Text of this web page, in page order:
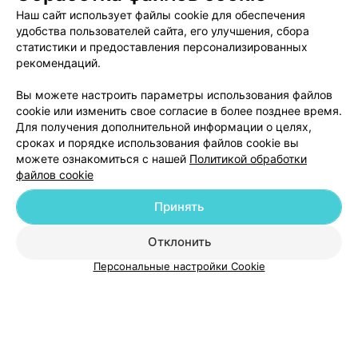
читать негативный отзыв, т.к. человек, являясь врачом,
должен иметь хотя бы минимальные представления
об этих вопросах и знать, что существует график
уборок, а бахилами посетители обеспечиваются
именно с точки зрения дополнительной меры по
поддержанию чистоты, но никак не в обязательном
сразу стоит шкаф для посетителей, с вешалками.
Думаю, каждый человек понимает, что придя надо
раздеться, а не ждать приглашения. Неприятного
запаха, тем более канализации, никогда не замечала.
Наоборот, пахнет приятно, парфюмом (не
стоматологическими материалами, как мы привыкли с
детства). Буду и дальше обращаться в эту
стоматологию, потому что за свои деньги получаю
квалифицированную
Добавить компанию
Добавить специалиста
Новости проекта
Размещение рекламы
Медицинский маркетинг
Публичный договор
Наш сайт использует файлы cookie для обеспечения
удобства пользователей сайта, его улучшения, сбора
статистики и предоставления персонализированных
рекомендаций.
Вы можете настроить параметры использования файлов
cookie или изменить свое согласие в более позднее время.
Для получения дополнительной информации о целях,
сроках и порядке использования файлов cookie вы
можете ознакомиться с нашей Политикой обработки
файлов cookie
Отклонить
Принять
Персональные настройки Cookie